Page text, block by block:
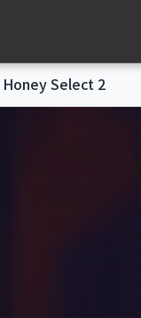
Honey Select 2